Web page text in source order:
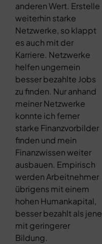
anderen Wert. Erstelle
weiterhin starke
Netzwerke, so klappt
es auch mit der
Karriere. Netzwerke
helfen ungemein
besser bezahlte Jobs
zu finden. Nur anhand
meiner Netzwerke
konnte ich ferner
starke Finanzvorbilder
finden und mein
Finanzwissen weiter
ausbauen. Empirisch
werden Arbeitnehmer
übrigens mit einem
hohen Humankapital,
besser bezahlt als jene
mit geringerer
Bildung.